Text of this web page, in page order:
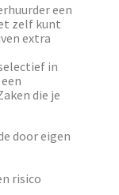
een
zelf kunt
extra
in
die je
door eigen
risico